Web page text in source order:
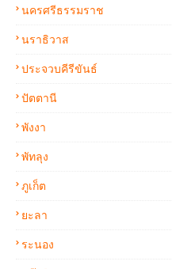
นครศรีธรรมราช
นราธิวาส
ประจวบคีรีขันธ์
ปัตตานี
พังงา
พัทลุง
ภูเก็ต
ยะลา
ระนอง